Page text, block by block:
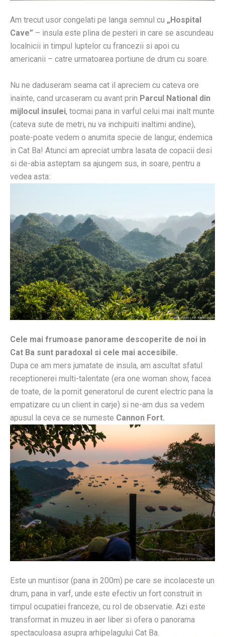
Am trecut usor congelati pe langa semnul cu „Hospital
Cave” – insula este plina de pesteri in care se ascundeau
localnicii in timpul luptelor cu francezii si apoi cu
americanii – catre urmatoarea portiune de drum cu soare.
Nu ne daduseram seama cat il apreciem cu cateva ore
inainte, cand urcaseram cu avant prin Parcul National din
mijlocul insulei, tocmai pana in varful celui mai inalt munte
(cateva sute de metri, nu va inchipuiti inaltimi andine),
poate-poate vedem o anumita specie de langur, endemica
in Cat Ba! Atunci am apreciat umbra lasata de copacii desi
si de-abia asteptam sa ajungem sus, in soare, pentru a
vedea asta:
Cele mai frumoase panorame descoperite de noi in
Cat Ba sunt paradoxal si cele mai accesibile.
Dupa ce am mers jumatate de insula, am ascultat sfatul
receptionerei multi-talentate (era one woman show, facea
de toate, de la pornit generatorul de curent electric pana la
empatizare cu un client in carje) si ne-am dus sa vedem
apusul la ceva ce se numeste Cannon Fort.
Este un muntisor (pana in 200m) pe care se incolaceste un
drum, pana in varf, unde este efectiv un fort construit in
timpul ocupatiei franceze, cu rol de observatie. Azi este
transformat in muzeu in aer liber si ofera o panorama
spectaculoasa asupra arhipelagului Cat Ba.